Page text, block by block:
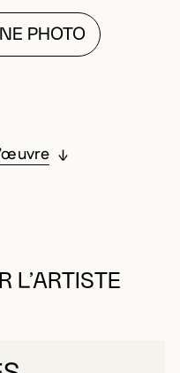
PHOTO
pour ajouter
L’ARTISTE